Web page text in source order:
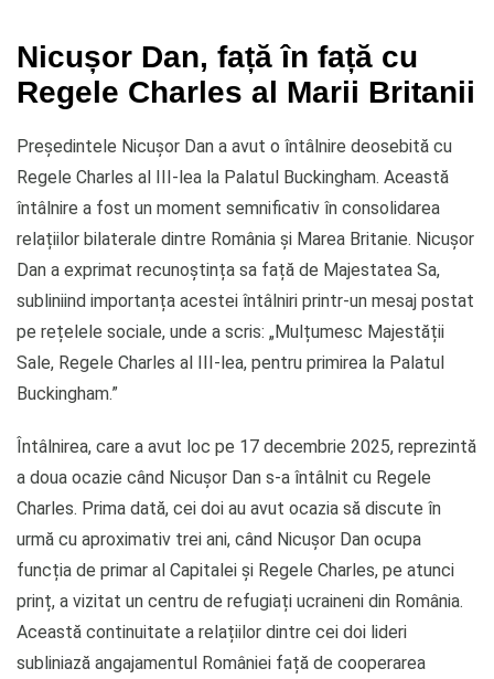
Nicușor Dan, față în față cu
Regele Charles al Marii Britanii
Președintele Nicușor Dan a avut o întâlnire deosebită cu
Regele Charles al III-lea la Palatul Buckingham. Această
întâlnire a fost un moment semnificativ în consolidarea
relațiilor bilaterale dintre România și Marea Britanie. Nicușor
Dan a exprimat recunoștința sa față de Majestatea Sa,
subliniind importanța acestei întâlniri printr-un mesaj postat
pe rețelele sociale, unde a scris: „Mulțumesc Majestății
Sale, Regele Charles al III-lea, pentru primirea la Palatul
Buckingham.”
Întâlnirea, care a avut loc pe 17 decembrie 2025, reprezintă
a doua ocazie când Nicușor Dan s-a întâlnit cu Regele
Charles. Prima dată, cei doi au avut ocazia să discute în
urmă cu aproximativ trei ani, când Nicușor Dan ocupa
funcția de primar al Capitalei și Regele Charles, pe atunci
prinț, a vizitat un centru de refugiați ucraineni din România.
Această continuitate a relațiilor dintre cei doi lideri
subliniază angajamentul României față de cooperarea